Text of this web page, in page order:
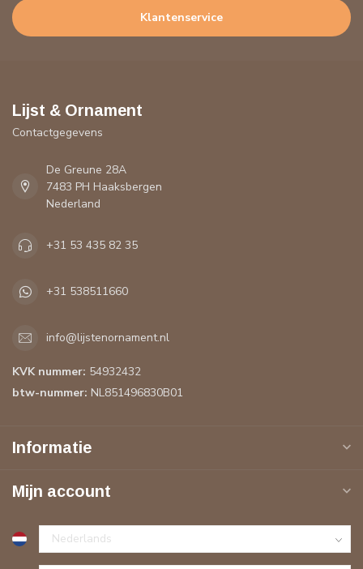
Klantenservice
Lijst & Ornament
Contactgegevens
De Greune 28A
7483 PH Haaksbergen
Nederland
+31 53 435 82 35
+31 538511660
info@lijstenornament.nl
KVK nummer: 54932432
btw-nummer: NL851496830B01
Informatie
Mijn account